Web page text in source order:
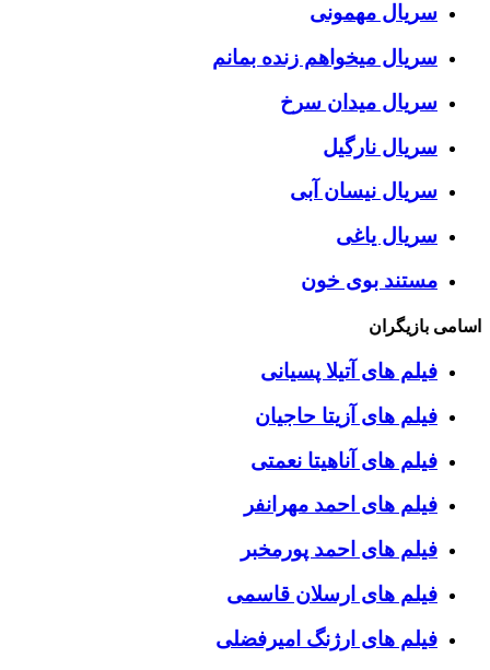
سریال مهمونی
سریال میخواهم زنده بمانم
سریال میدان سرخ
سریال نارگیل
سریال نیسان آبی
سریال یاغی
مستند بوی خون
اسامی بازیگران
فیلم های آتیلا پسیانی
فیلم های آزیتا حاجیان
فیلم های آناهیتا نعمتی
فیلم های احمد مهرانفر
فیلم های احمد پورمخبر
فیلم های ارسلان قاسمی
فیلم های ارژنگ امیرفضلی